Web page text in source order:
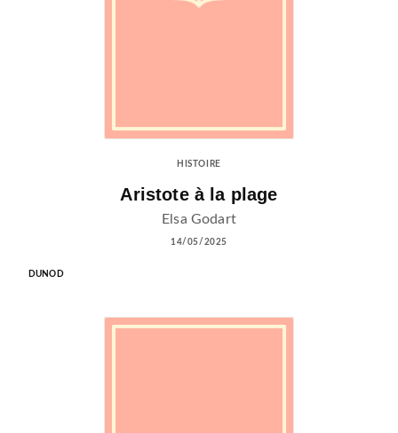
HISTOIRE
Aristote à la plage
Elsa Godart
14/05/2025
DUNOD